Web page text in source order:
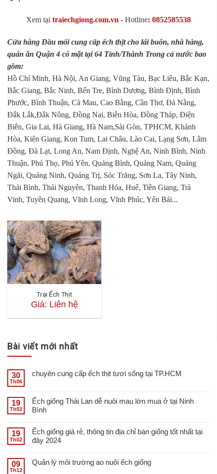
Xem tại traiechgiong.com.vn - Hotline: 0852585538
Cửa hàng Đầu mối cung cấp ếch thịt cho lái buôn, nhà hàng,
quán ăn Quận 4 có mặt tại 64 Tỉnh/Thành Trong cả nước bao
gồm:
Hồ Chí Minh, Hà Nội, An Giang, Vũng Tàu, Bạc Liêu, Bắc Kạn,
Bắc Giang, Bắc Ninh, Bến Tre, Bình Dương, Bình Định, Bình
Phước, Bình Thuận, Cà Mau, Cao Bằng, Cần Thơ, Đà Nẵng,
Đắk Lắk,Đắk Nông, Đồng Nai, Biên Hòa, Đồng Tháp, Điện
Biên, Gia Lai, Hà Giang, Hà Nam,Sài Gòn, TPHCM, Khánh
Hòa, Kiên Giang, Kon Tum, Lai Châu, Lào Cai, Lạng Sơn, Lâm
Đồng, Đà Lạt, Long An, Nam Định, Nghệ An, Ninh Bình, Ninh
Thuận, Phú Thọ, Phú Yên, Quảng Bình, Quảng Nam, Quảng
Ngãi, Quảng Ninh, Quảng Trị, Sóc Trăng, Sơn La, Tây Ninh,
Thái Bình, Thái Nguyên, Thanh Hóa, Huế, Tiền Giang, Trà
Vinh, Tuyên Quang, Vĩnh Long, Vĩnh Phúc, Yên Bái...
Trại Ếch Thịt
Giá: Liên hệ
Bài viết mới nhất
30
Th06
chuyên cung cấp ếch thịt tươi sống tại TP.HCM
19
Th02
Ếch giống Thái Lan dễ nuôi mau lớn mua ở tại Ninh
Bình
19
Th02
Ếch giống giá rẻ, thông tin địa chỉ bán giống tốt nhất tại
đây 2024
09
Th12
Quản lý môi trường ao nuôi ếch giống